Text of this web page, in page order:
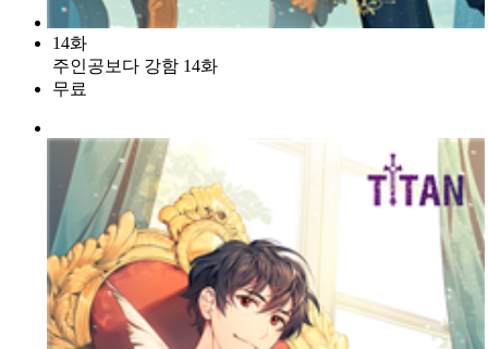
14화
주인공보다 강함 14화
무료